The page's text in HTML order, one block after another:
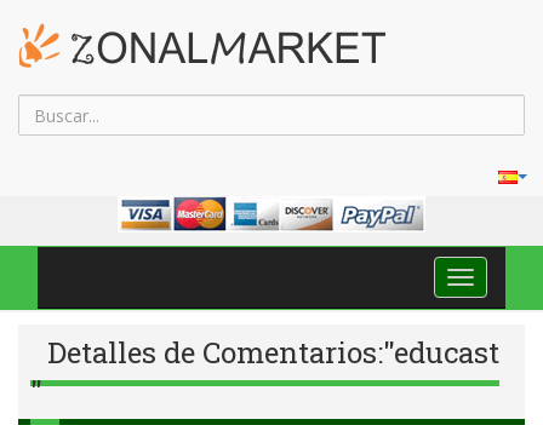
Toggle
Detalles de Comentarios:"educast
"